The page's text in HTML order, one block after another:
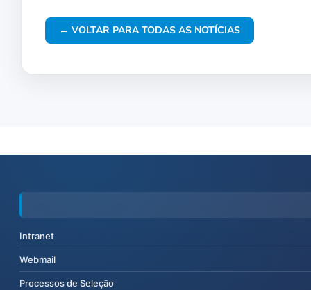
← VOLTAR PARA TODAS AS NOTÍCIAS
Intranet
Webmail
Processos de Seleção